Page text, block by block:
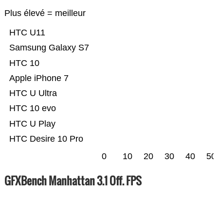
Plus élevé = meilleur
HTC Desire 10 Pro
HTC U Play
HTC 10 evo
HTC U Ultra
Apple iPhone 7
HTC 10
Samsung Galaxy S7
HTC U11
0 10 20 30 40 50
GFXBench Manhattan 3.1 Off. FPS